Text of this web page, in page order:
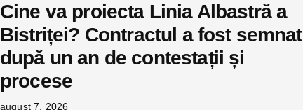
Cine va proiecta Linia Albastră a
Bistriței? Contractul a fost semnat
după un an de contestații și
procese
august 7, 2026